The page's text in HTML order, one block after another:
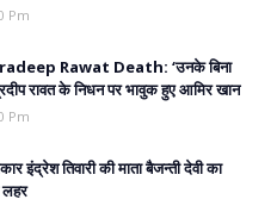
Pm
Rawat Death: ‘उनके बिना
रावत के निधन पर भावुक हुए आमिर खान
Pm
इंद्रेश तिवारी की माता बैजन्ती देवी का
लहर